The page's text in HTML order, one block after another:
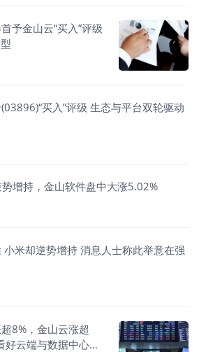
予金山云“买入”评级
买入”评级 生态与平台双轮驱动
增持，金山软件盘中大涨5.02%
米却逆势增持 消息人士称此举意在强
8%，金山云涨超
好云端与数据中心子